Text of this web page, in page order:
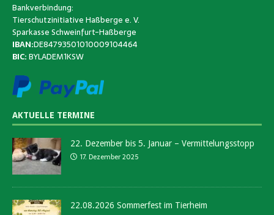
Bankverbindung:
Tierschutzinitiative Haßberge e. V.
Sparkasse Schweinfurt-Haßberge
IBAN:DE84793501010009104464
BIC:BYLADEM1KSW
AKTUELLE TERMINE
22. Dezember bis 5. Januar – Vermittelungsstopp
17. Dezember 2025
22.08.2026 Sommerfest im Tierheim